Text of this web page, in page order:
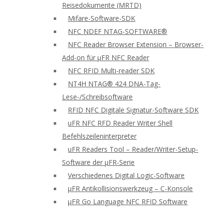
Reisedokumente (MRTD)
Mifare-Software-SDK
NFC NDEF NTAG-SOFTWARE®
NFC Reader Browser Extension – Browser-
Add-on für μFR NFC Reader
NFC RFID Multi-reader SDK
NT4H NTAG® 424 DNA-Tag-
Lese-/Schreibsoftware
RFID NFC Digitale Signatur-Software SDK
uFR NFC RFD Reader Writer Shell
Befehlszeileninterpreter
uFR Readers Tool – Reader/Writer-Setup-
Software der μFR-Serie
Verschiedenes Digital Logic-Software
μFR Antikollisionswerkzeug – C-Konsole
μFR Go Language NFC RFID Software